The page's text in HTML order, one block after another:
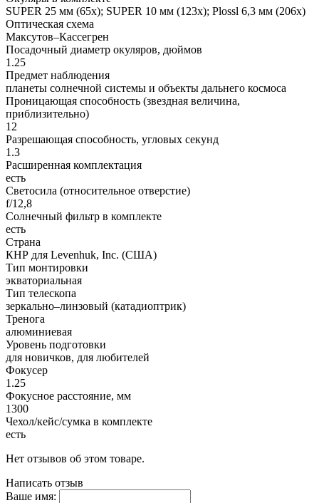
SUPER 25 мм (65x); SUPER 10 мм (123x); Plossl 6,3 мм (206x)
Оптическая схема
Максутов–Кассегрен
Посадочный диаметр окуляров, дюймов
1.25
Предмет наблюдения
планеты солнечной системы и объекты дальнего космоса
Проницающая способность (звездная величина,
приблизительно)
12
Разрешающая способность, угловых секунд
1.3
Расширенная комплектация
есть
Светосила (относительное отверстие)
f/12,8
Солнечный фильтр в комплекте
есть
Страна
КНР для Levenhuk, Inc. (США)
Тип монтировки
экваториальная
Тип телескопа
зеркально–линзовый (катадиоптрик)
Тренога
алюминиевая
Уровень подготовки
для новичков, для любителей
Фокусер
1.25
Фокусное расстояние, мм
1300
Чехол/кейс/сумка в комплекте
есть
Нет отзывов об этом товаре.
Написать отзыв
Ваше имя: